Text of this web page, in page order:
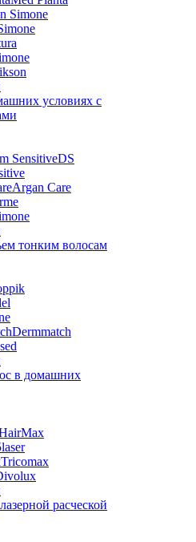
условиях с
DS
Argan Care
тонким волосам
Dermmatch
в домашних
Tricomax
расческой